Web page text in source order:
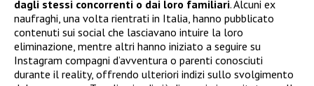
dagli stessi concorrenti o dai loro familiari. Alcuni ex
naufraghi, una volta rientrati in Italia, hanno pubblicato
contenuti sui social che lasciavano intuire la loro
eliminazione, mentre altri hanno iniziato a seguire su
Instagram compagni d’avventura o parenti conosciuti
durante il reality, offrendo ulteriori indizi sullo svolgimento